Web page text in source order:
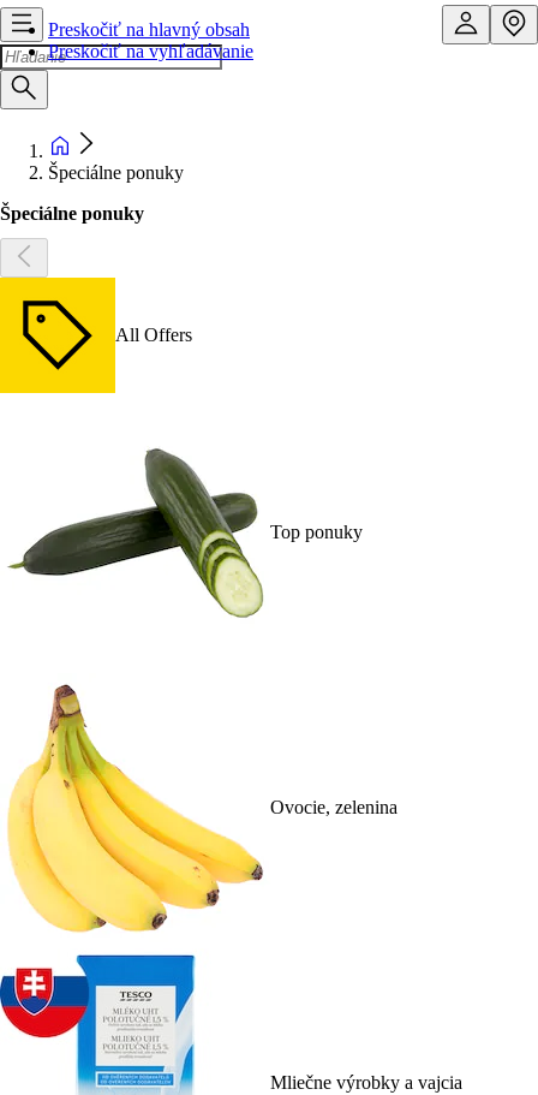
Preskočiť na hlavný obsah
Preskočiť na vyhľadávanie
Špeciálne ponuky
Špeciálne ponuky
All Offers
Top ponuky
Ovocie, zelenina
Mliečne výrobky a vajcia